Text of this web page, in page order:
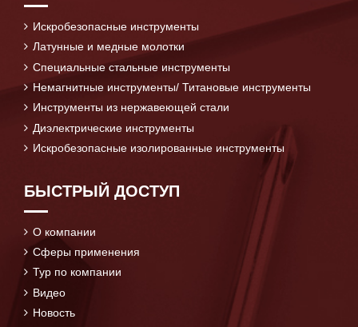
Искробезопасные инструменты
Латунные и медные молотки
Специальные стальные инструменты
Немагнитные инструменты/ Титановые инструменты
Инструменты из нержавеющей стали
Диэлектрические инструменты
Искробезопасные изолированные инструменты
БЫСТРЫЙ ДОСТУП
О компании
Сферы применения
Тур по компании
Видео
Новость